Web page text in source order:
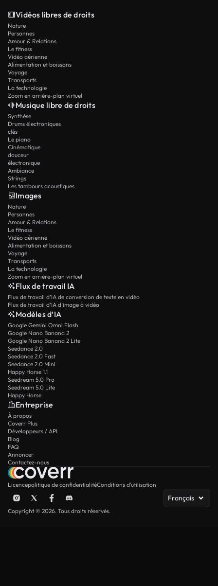
Vidéos libres de droits
Nature
Personnes
Amour & Relations
Le fitness
Vidéo aérienne
Alimentation et boissons
Voyage
Transports
La technologie
Zoom en arrière-plan virtuel
Musique libre de droits
Synthèse
Drums électroniques
clés
Le piano
Cinématique
douceur
électronique
Ambiance
Strings
Les tambours acoustiques
Images
Nature
Personnes
Amour & Relations
Le fitness
Vidéo aérienne
Alimentation et boissons
Voyage
Transports
La technologie
Zoom en arrière-plan virtuel
Flux de travail IA
Flux de travail d’IA de conversion de texte en vidéo
Flux de travail d’IA d’image à vidéo
Modèles d’IA
Google Gemini Omni Flash
Google Nano Banana 2
Google Nano Banana 2 Lite
Seedance 2.0
Seedance 2.0 Fast
Seedance 2.0 Mini
Happy Horse 1.1
Seedream 5.0 Pro
Seedream 5.0 Lite
Happy Horse
Entreprise
À propos
Coverr Plus
Développeurs / API
Blog
FAQ
Annoncer
Contactez-nous
Licencepolitique de confidentialitéConditions d’utilisation
Français
Copyright © 2026. Tous droits réservés.